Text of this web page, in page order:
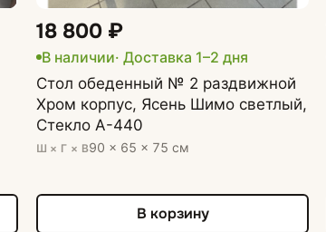
18 800 ₽
В наличии· Доставка 1–2 дня
Стол обеденный № 2 раздвижной
Хром корпус, Ясень Шимо светлый,
Стекло А-440
Ш × Г × В90 × 65 × 75 см
В корзину